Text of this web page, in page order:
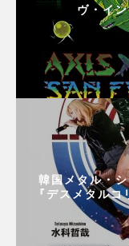
ヴ・イ
韓国メタル・
『デスメタル